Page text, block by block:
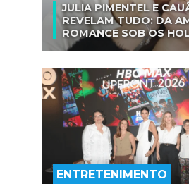
JULIA PIMENTEL E
REVELAM TUDO: DA
ROMANCE SOB OS
ENTRETENIMENTO